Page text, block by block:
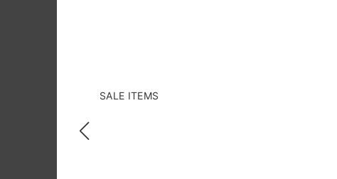
SALE ITEMS